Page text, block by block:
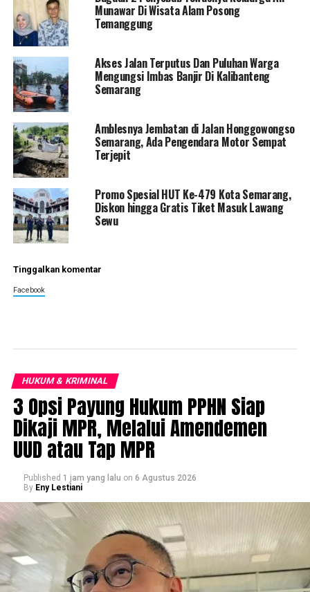
Munawar Di Wisata Alam Posong
Temanggung
Akses Jalan Terputus Dan Puluhan Warga
Mengungsi Imbas Banjir Di Kalibanteng
Semarang
Amblesnya Jembatan di Jalan Honggowongso
Semarang, Ada Pengendara Motor Sempat
Terjepit
Promo Spesial HUT Ke-479 Kota Semarang,
Diskon hingga Gratis Tiket Masuk Lawang
Sewu
Tinggalkan komentar
Facebook
HUKUM & KRIMINAL
3 Opsi Payung Hukum PPHN Siap
Dikaji MPR, Melalui Amendemen
UUD atau Tap MPR
Published 1 jam yang lalu on 6 Agustus 2026
By Eny Lestiani